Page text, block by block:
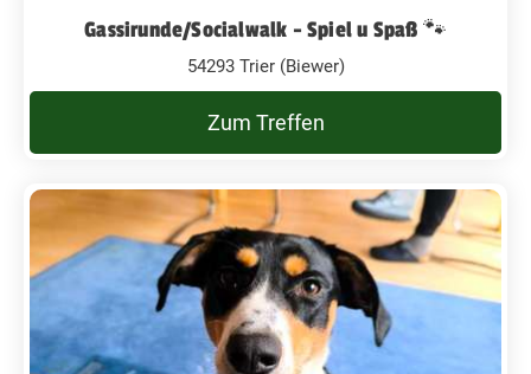
Gassirunde/Socialwalk - Spiel u Spaß 🐾
54293 Trier (Biewer)
Zum Treffen